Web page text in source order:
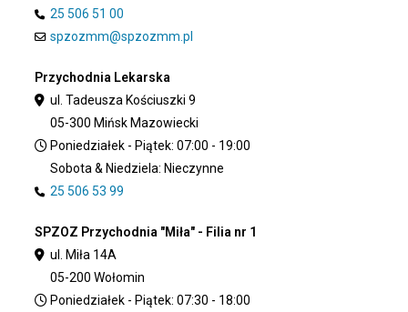
25 506 51 00
spzozmm@spzozmm.pl
Przychodnia Lekarska
ul. Tadeusza Kościuszki 9
05-300 Mińsk Mazowiecki
Poniedziałek - Piątek: 07:00 - 19:00
Sobota & Niedziela: Nieczynne
25 506 53 99
SPZOZ Przychodnia "Miła" - Filia nr 1
ul. Miła 14A
05-200 Wołomin
Poniedziałek - Piątek: 07:30 - 18:00